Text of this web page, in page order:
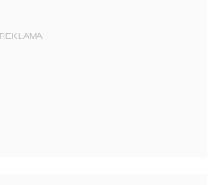
REKLAMA